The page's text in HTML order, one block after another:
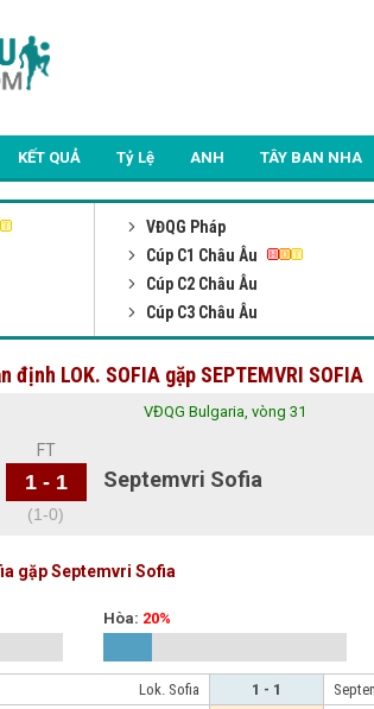
KẾT QUẢ Tỷ Lệ ANH TÂY BAN NHA
VĐQG Pháp
Cúp C1 Châu Âu
Cúp C2 Châu Âu
Cúp C3 Châu Âu
định LOK. SOFIA gặp SEPTEMVRI SOFIA
VĐQG Bulgaria, vòng 31
FT
1 - 1
(1-0)
Septemvri Sofia
gặp Septemvri Sofia
Hòa: 20%
Lok. Sofia 1 - 1